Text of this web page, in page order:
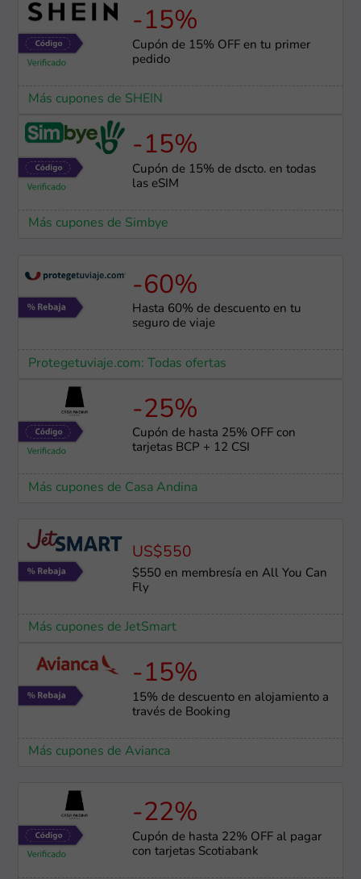
-15%
Cupón de 15% OFF en tu primer
pedido
Más cupones de SHEIN
-15%
Cupón de 15% de dscto. en todas
las eSIM
Más cupones de Simbye
-60%
Hasta 60% de descuento en tu
seguro de viaje
Protegetuviaje.com: Todas ofertas
-25%
Cupón de hasta 25% OFF con
tarjetas BCP + 12 CSI
Más cupones de Casa Andina
US$550
$550 en membresía en All You Can
Fly
Más cupones de JetSmart
-15%
15% de descuento en alojamiento a
través de Booking
Más cupones de Avianca
-22%
Cupón de hasta 22% OFF al pagar
con tarjetas Scotiabank